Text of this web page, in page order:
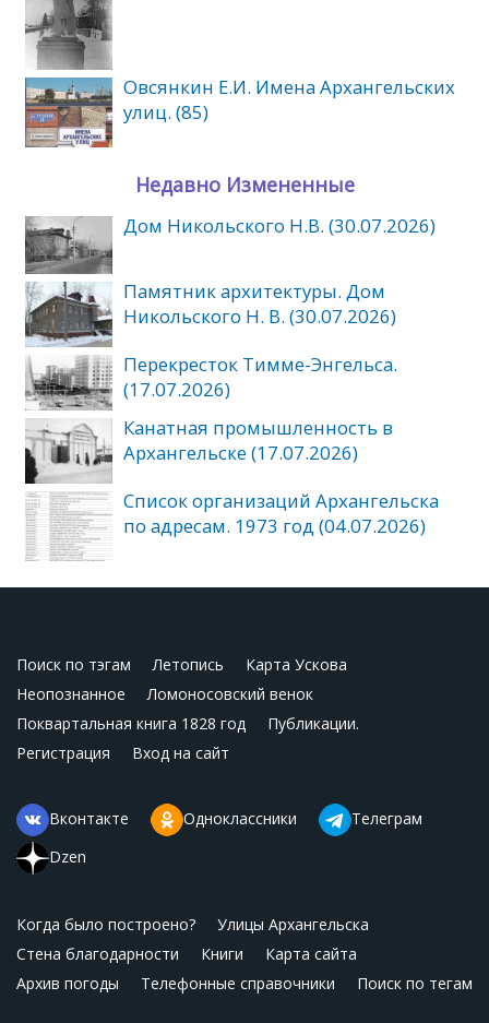
Овсянкин Е.И. Имена Архангельских
улиц. (85)
Недавно Измененные
Дом Никольского Н.В. (30.07.2026)
Памятник архитектуры. Дом
Никольского Н. В. (30.07.2026)
Перекресток Тимме-Энгельса.
(17.07.2026)
Канатная промышленность в
Архангельске (17.07.2026)
Список организаций Архангельска
по адресам. 1973 год (04.07.2026)
Поиск по тэгам Летопись
Карта Ускова
Неопознанное
Ломоносовский венок
Поквартальная книга 1828 год
Публикации.
Регистрация
Вход на сайт
Вконтакте Одноклассники
Телеграм
Dzen
Когда было построено?
Улицы Архангельска
Стена благодарности
Книги
Карта сайта
Архив погоды
Телефонные справочники Поиск по тегам